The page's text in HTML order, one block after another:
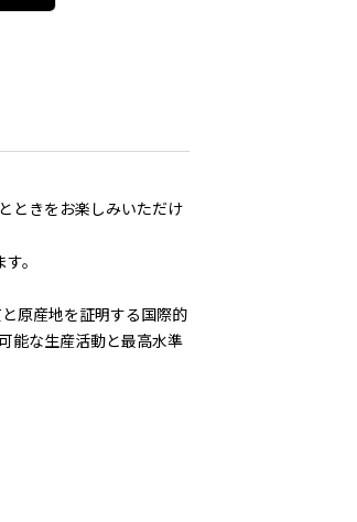
ときをお楽しみいただけ
。
原産地を証明する国際的
能な生産活動と最高水準